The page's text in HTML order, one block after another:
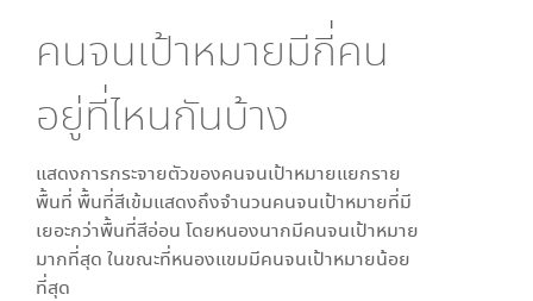
คนจนเป้าหมายมีกี่คน
อยู่ที่ไหนกันบ้าง
แสดงการกระจายตัวของคนจนเป้าหมายแยกราย
พื้นที่ พื้นที่สีเข้มแสดงถึงจำนวนคนจนเป้าหมายที่มี
เยอะกว่าพื้นที่สีอ่อน โดยหนองนากมีคนจนเป้าหมาย
มากที่สุด ในขณะที่หนองแขมมีคนจนเป้าหมายน้อย
ที่สุด